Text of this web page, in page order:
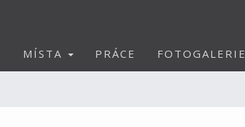
MÍSTA PRÁCE FOTOGALERIE